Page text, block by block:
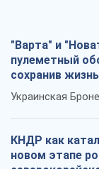
"Варта" и
пулеметный
сохранив
Украинская
КНДР как
новом этапе